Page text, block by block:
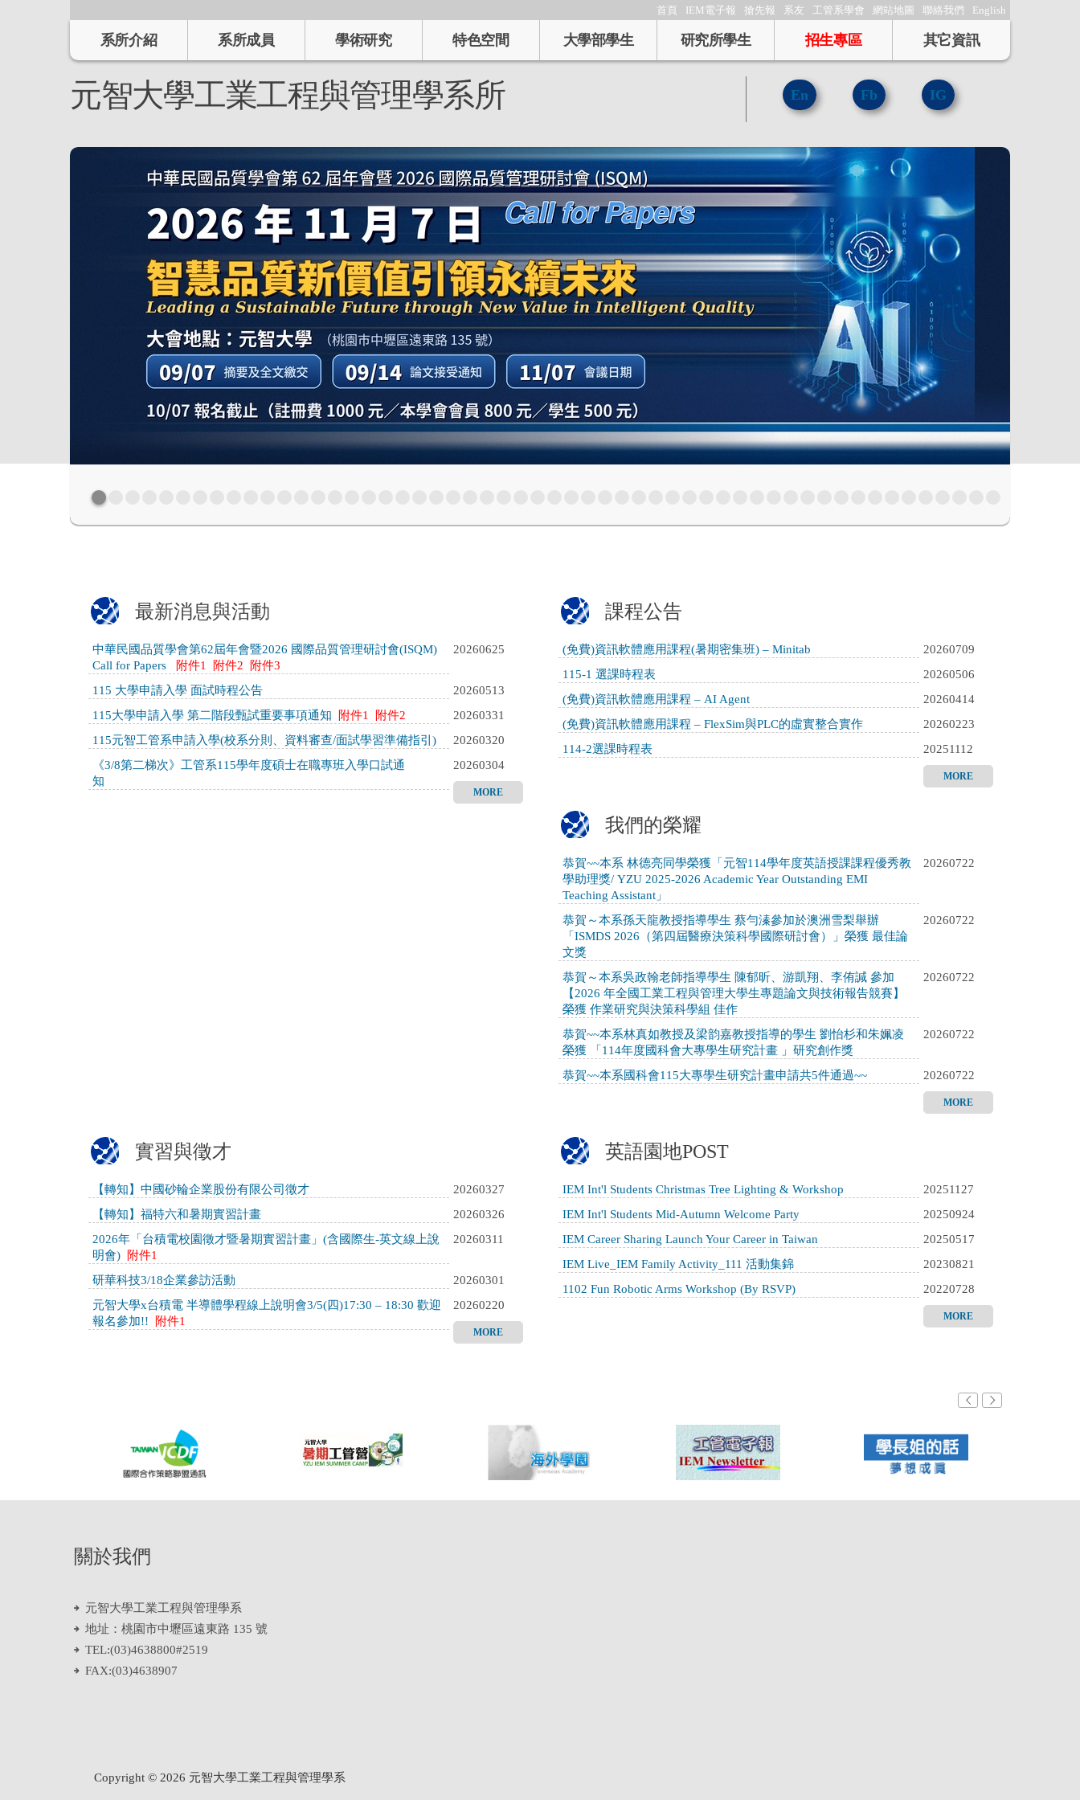
首頁 IEM電子報 搶先報 系友 工管系學會 網站地圖 聯絡我們 English
系所介紹 系所成員 學術研究 特色空間 大學部學生 研究所學生 招生專區 其它資訊
元智大學工業工程與管理學系所 En Fb IG
最新消息與活動
中華民國品質學會第62屆年會暨2026 國際品質管理研討會(ISQM)
Call for Papers
附件1 附件2 附件3
20260625
115 大學申請入學 面試時程公告
20260513
115大學申請入學 第二階段甄試重要事項通知
附件1 附件2
20260331
115元智工管系申請入學(校系分則、資料審查/面試學習準備指引)
20260320
《3/8第二梯次》工管系115學年度碩士在職專班入學口試通
知
20260304
MORE
課程公告
(免費)資訊軟體應用課程(暑期密集班) – Minitab
20260709
115-1 選課時程表
20260506
(免費)資訊軟體應用課程 – AI Agent
20260414
(免費)資訊軟體應用課程 – FlexSim與PLC的虛實整合實作
20260223
114-2選課時程表
20251112
MORE
我們的榮耀
恭賀~~本系 林德亮同學榮獲「元智114學年度英語授課課程優秀教
學助理獎/ YZU 2025-2026 Academic Year Outstanding EMI
Teaching Assistant」
20260722
恭賀～本系孫天龍教授指導學生 蔡勻溱參加於澳洲雪梨舉辦
「ISMDS 2026（第四屆醫療決策科學國際研討會）」榮獲 最佳論
文獎
20260722
恭賀～本系吳政翰老師指導學生 陳郁昕、游凱翔、李侑諴 參加
【2026 年全國工業工程與管理大學生專題論文與技術報告競賽】
榮獲 作業研究與決策科學組 佳作
20260722
恭賀~~本系林真如教授及梁韵嘉教授指導的學生 劉怡杉和朱姵凌
榮獲 「114年度國科會大專學生研究計畫 」研究創作獎
20260722
恭賀~~本系國科會115大專學生研究計畫申請共5件通過~~ 20260722
MORE
實習與徵才
【轉知】中國砂輪企業股份有限公司徵才
20260327
【轉知】福特六和暑期實習計畫
20260326
2026年「台積電校園徵才暨暑期實習計畫」(含國際生-英文線上說
明會)
附件1
20260311
研華科技3/18企業參訪活動
20260301
元智大學x台積電 半導體學程線上說明會3/5(四)17:30 – 18:30 歡迎
報名參加!!
附件1
20260220
MORE
英語園地POST
IEM Int'l Students Christmas Tree Lighting & Workshop
20251127
IEM Int'l Students Mid-Autumn Welcome Party
20250924
IEM Career Sharing Launch Your Career in Taiwan
20250517
IEM Live_IEM Family Activity_111 活動集錦
20230821
1102 Fun Robotic Arms Workshop (By RSVP)
20220728
MORE
關於我們
元智大學工業工程與管理學系
地址：桃園市中壢區遠東路 135 號
TEL:(03)4638800#2519
FAX:(03)4638907
Copyright © 2026 元智大學工業工程與管理學系